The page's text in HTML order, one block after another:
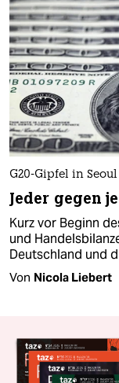
G20-Gipfel in Seoul
Jeder gegen
Kurz vor Beginn
und
Deutschland und
Von Nicola Liebert